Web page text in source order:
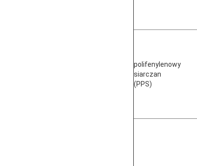
polifenylenowy
siarczan
(PPS)